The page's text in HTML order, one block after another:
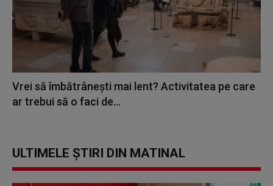
Vrei să îmbătrânești mai lent? Activitatea pe care
ar trebui să o faci de...
ULTIMELE ȘTIRI DIN MATINAL